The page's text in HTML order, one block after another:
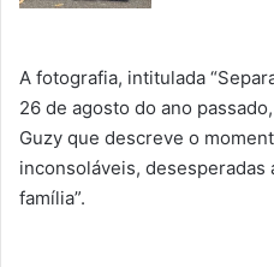
A fotografia, intitulada
26 de agosto do ano
Guzy que descreve o
inconsoláveis, desesperadas
família”.